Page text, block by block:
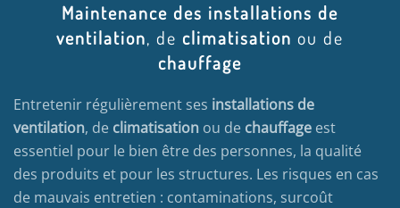
Maintenance des installations de
ventilation, de climatisation ou de
chauffage
Entretenir régulièrement ses installations de
ventilation, de climatisation ou de chauffage est
essentiel pour le bien être des personnes, la qualité
des produits et pour les structures. Les risques en cas
de mauvais entretien : contaminations, surcoût